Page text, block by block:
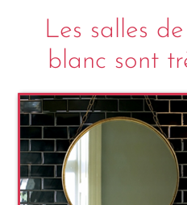
Les salles
blanc sont